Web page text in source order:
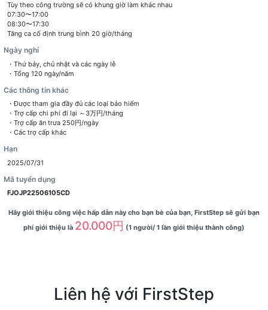
Tùy theo công trường sẽ có khung giờ làm khác nhau
07:30〜17:00
08:30〜17:30
Tăng ca cố định trung bình 20 giờ/tháng
Ngày nghỉ
・Thứ bảy, chủ nhật và các ngày lễ
・Tổng 120 ngày/năm
Các thông tin khác
・Được tham gia đầy đủ các loại bảo hiểm
・Trợ cấp chi phí đi lại ～3万円/tháng
・Trợ cấp ăn trưa 250円/ngày
・Các trợ cấp khác
Hạn
2025/07/31
Mã tuyển dụng
FJOJP22506105CD
Hãy giới thiệu công việc hấp dẫn này cho bạn bè của bạn, FirstStep sẽ gửi bạn
phí giới thiệu là 20.000円 (1 người/ 1 lần giới thiệu thành công)
Liên hệ với FirstStep